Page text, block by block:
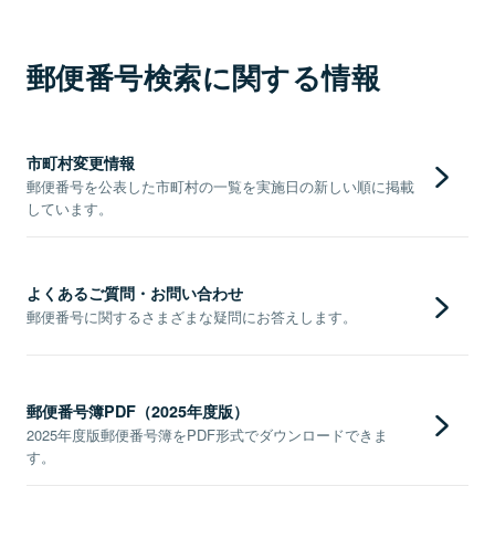
郵便番号検索に関する情報
市町村変更情報
郵便番号を公表した市町村の一覧を実施日の新しい順に掲載
しています。
よくあるご質問・お問い合わせ
郵便番号に関するさまざまな疑問にお答えします。
郵便番号簿PDF（2025年度版）
2025年度版郵便番号簿をPDF形式でダウンロードできま
す。